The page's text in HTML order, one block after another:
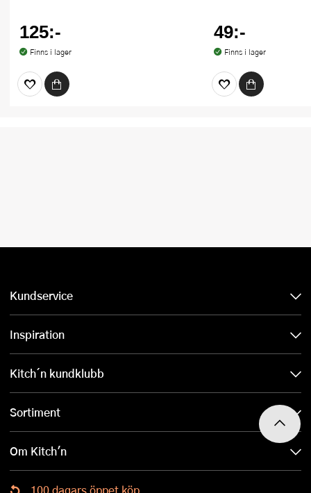
125:-
Finns i lager
49:-
Finns i lager
Kundservice
Inspiration
Kitch´n kundklubb
Sortiment
Om Kitch'n
100 dagars öppet köp